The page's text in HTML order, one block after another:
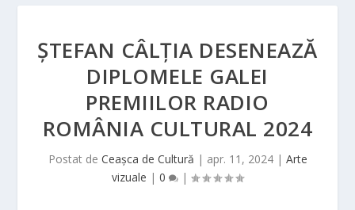
ȘTEFAN CÂLȚIA DESENEAZĂ
DIPLOMELE GALEI
PREMIILOR RADIO
ROMÂNIA CULTURAL 2024
Postat de Ceașca de Cultură | apr. 11, 2024| Arte
vizuale | 0 |